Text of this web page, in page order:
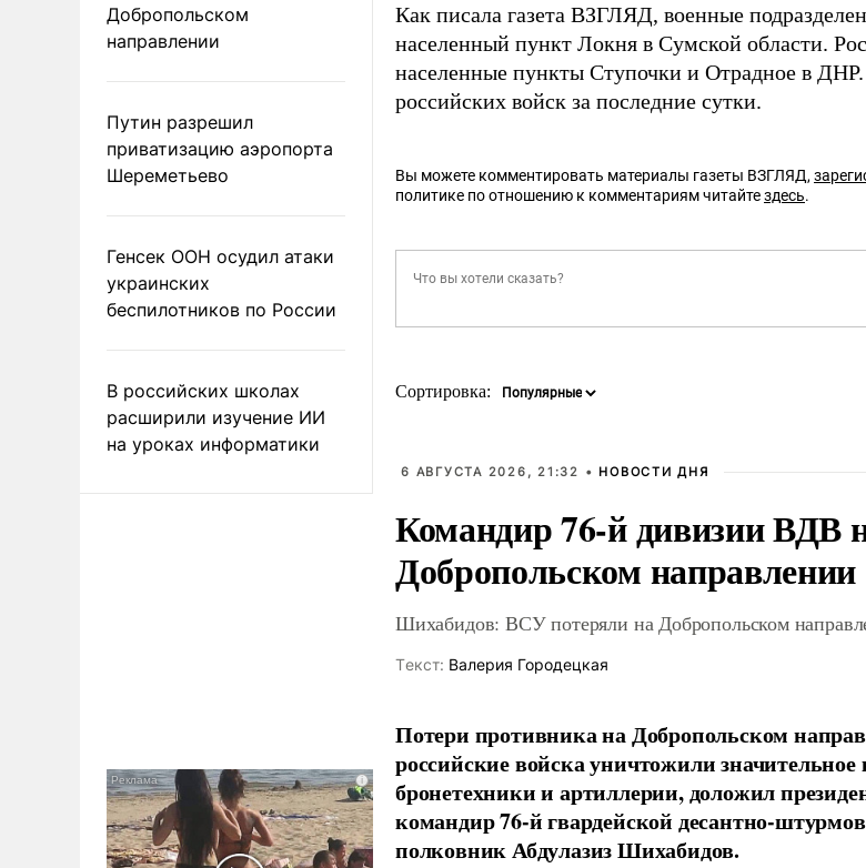
Добропольском
направлении
Путин разрешил
приватизацию аэропорта
Шереметьево
Генсек ООН осудил атаки
украинских
беспилотников по России
В российских школах
расширили изучение ИИ
на уроках информатики
Как писала газета ВЗГЛЯД, военные
населенный пункт Локня в Сумской области.
населенные пункты Ступочки и Отрадное в
российских войск за последние сутки.
Вы можете комментировать материалы газеты ВЗГЛЯД,
политике по отношению к комментариям читайтездесь.
Сортировка:
6 АВГУСТА 2026, 21:32 • НОВОСТИ ДНЯ
Командир 76-й дивизии ВДВ
Добропольском направлении
Шихабидов: ВСУ потеряли на Добропольском
Tекст: Валерия Городецкая
Потери противника на Добропольском
российские войска уничтожили
бронетехники и артиллерии, доложил
командир 76-й гвардейской десантно-
полковник Абдулазиз Шихабидов.